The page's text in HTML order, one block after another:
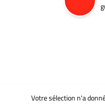
Votre sélection n'a